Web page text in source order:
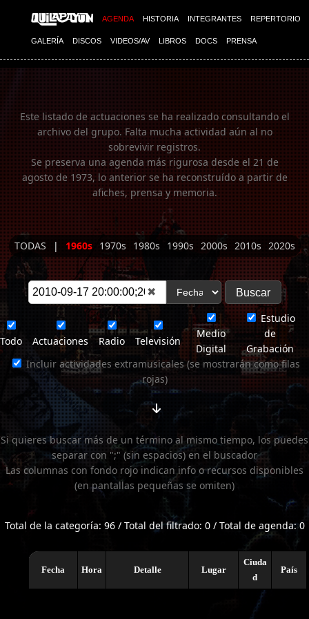
AGENDA HISTORIA INTEGRANTES REPERTORIO
GALERÍA DISCOS VIDEOS/AV LIBROS DOCS PRENSA
Imagen 01
Este listado de actuaciones se ha realizado consultando el
archivo del grupo. Falta mucha actividad aún al no
sobrevivir registros.
Se preserva una agenda más rigurosa desde el 21 de
agosto de 1973, lo anterior se ha reconstruído a partir de
afiches, prensa y memoria.
TODAS | 1960s 1970s 1980s 1990s 2000s 2010s 2020s
✖
Todo Actuaciones Radio Televisión
Medio
Digital
Estudio
de
Grabación
Incluir actividades extramusicales (se mostrarán como filas
rojas)
Si quieres buscar más de un término al mismo tiempo, los puedes
separar con ";" (sin espacios) en el buscador
Las columnas con fondo rojo indican info o recursos disponibles
(en pantallas pequeñas se omiten)
Total de la categoría: 96 / Total del filtrado: 0 / Total de agenda: 0
Fecha Hora Detalle Lugar
Ciuda
d
País